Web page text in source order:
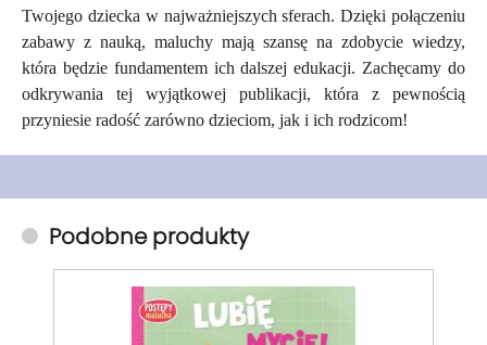
Twojego dziecka w najważniejszych sferach. Dzięki połączeniu
zabawy z nauką, maluchy mają szansę na zdobycie wiedzy,
która będzie fundamentem ich dalszej edukacji. Zachęcamy do
odkrywania tej wyjątkowej publikacji, która z pewnością
przyniesie radość zarówno dzieciom, jak i ich rodzicom!
Podobne produkty